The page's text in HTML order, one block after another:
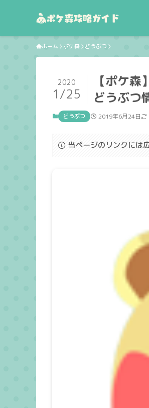
ホーム ポケ森 どうぶつ
【ポケ
どうぶつ
2020
1/25
どうぶつ 2019年6月24日
当ページのリンクには